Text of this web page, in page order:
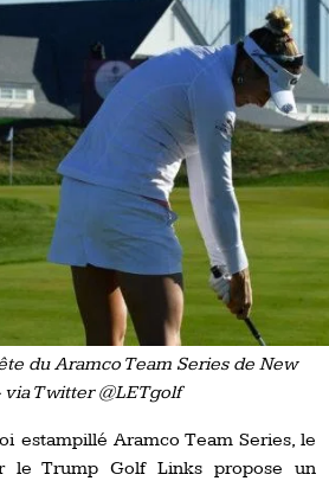
du Aramco Team Series de New
via Twitter @LETgolf
estampillé Aramco Team Series, le
le Trump Golf Links propose un